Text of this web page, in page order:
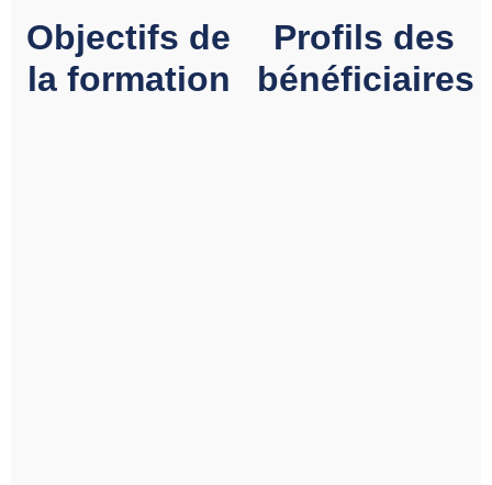
Objectifs de
la formation
Profils des
bénéficiaires